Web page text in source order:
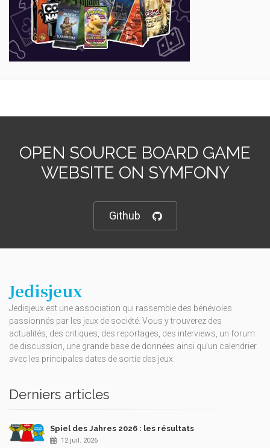
OPEN SOURCE BOARD GAME
WEBSITE ON SYMFONY
Github
Jedisjeux
Jedisjeux est une association qui rassemble des bénévoles
passionnés par les jeux de société. Vous y trouverez des
actualités, des critiques, des reportages, des interviews, un forum
de discussion, une grande base de données ainsi qu’un calendrier
avec les principales dates de sortie des jeux.
Derniers articles
Spiel des Jahres 2026 : les résultats
12 juil. 2026